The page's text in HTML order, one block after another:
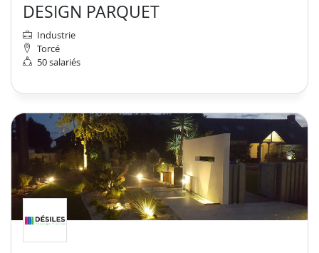
DESIGN PARQUET
Industrie
Torcé
50 salariés